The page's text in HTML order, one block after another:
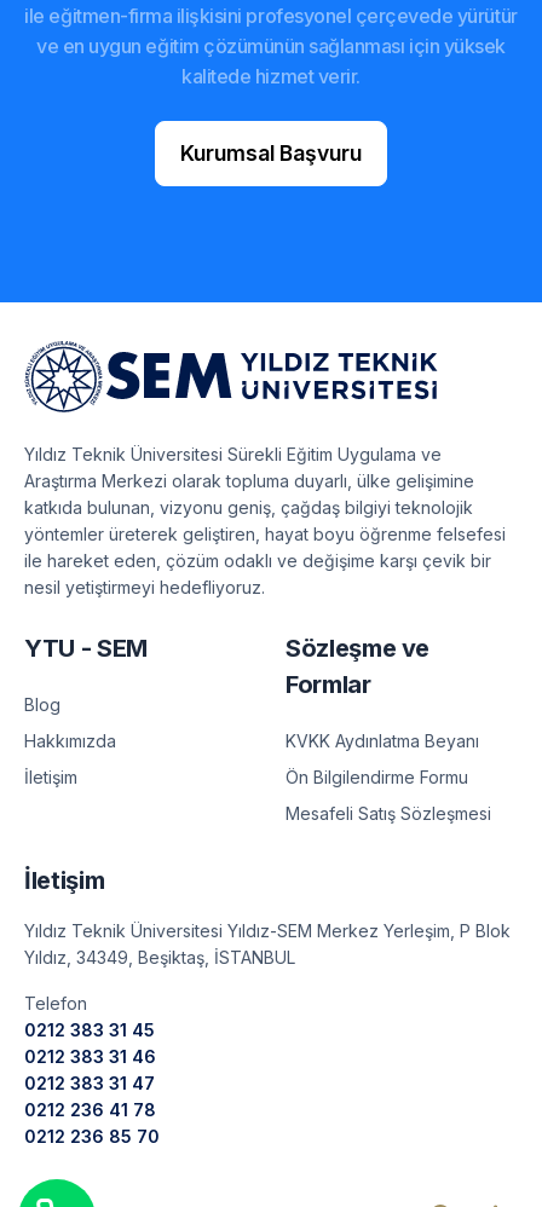
ile eğitmen-firma ilişkisini profesyonel çerçevede yürütür
ve en uygun eğitim çözümünün sağlanması için yüksek
kalitede hizmet verir.
Kurumsal Başvuru
Yıldız Teknik Üniversitesi Sürekli Eğitim Uygulama ve
Araştırma Merkezi olarak topluma duyarlı, ülke gelişimine
katkıda bulunan, vizyonu geniş, çağdaş bilgiyi teknolojik
yöntemler üreterek geliştiren, hayat boyu öğrenme felsefesi
ile hareket eden, çözüm odaklı ve değişime karşı çevik bir
nesil yetiştirmeyi hedefliyoruz.
YTU - SEM
Blog
Hakkımızda
İletişim
Sözleşme ve
Formlar
KVKK Aydınlatma Beyanı
Ön Bilgilendirme Formu
Mesafeli Satış Sözleşmesi
İletişim
Yıldız Teknik Üniversitesi Yıldız-SEM Merkez Yerleşim, P Blok
Yıldız, 34349, Beşiktaş, İSTANBUL
Telefon
0212 383 31 45
0212 383 31 46
0212 383 31 47
0212 236 41 78
0212 236 85 70